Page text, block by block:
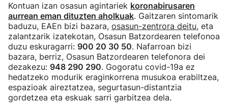
Kontuan izan osasun agintariek koronabirusaren
aurrean eman dituzten aholkuak. Gaitzaren sintomarik
baduzu, EAEn bizi bazara, osasun-zentrora deitu, eta
zalantzarik izatekotan, Osasun Batzordearen telefonoa
duzu eskuragarri: 900 20 30 50. Nafarroan bizi
bazara, berriz, Osasun Batzordearen telefonora dei
dezakezu: 948 290 290. Gogoratu covid-19a ez
hedatzeko modurik eraginkorrena musukoa erabiltzea,
espazioak aireztatzea, segurtasun-distantzia
gordetzea eta eskuak sarri garbitzea dela.